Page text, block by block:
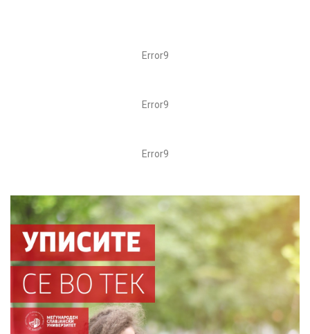
Error9
Error9
Error9